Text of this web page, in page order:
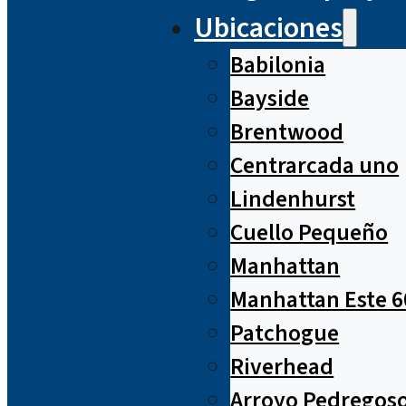
Ubicaciones
Babilonia
Bayside
Brentwood
Centrarcada uno
Lindenhurst
Cuello Pequeño
Manhattan
Manhattan Este
Patchogue
Riverhead